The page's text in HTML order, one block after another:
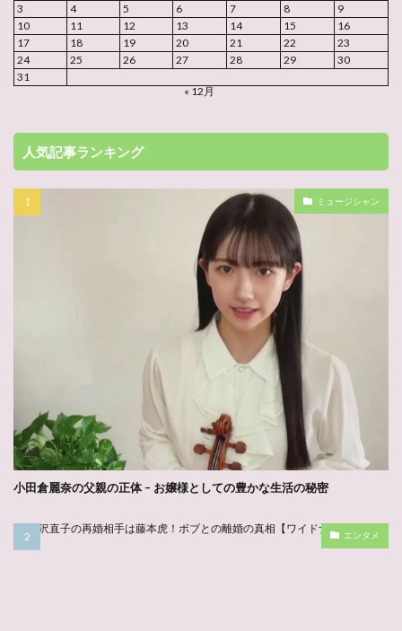
3
4 5 6 7 8
9
10
11 12 13 14 15
16
17
18 19 20 21 22
23
24
25 26 27 28 29
30
31
« 12月
人気記事ランキング
ミュージシャン
小田倉麗奈の父親の正体 – お嬢様としての豊かな生活の秘密
エンタメ